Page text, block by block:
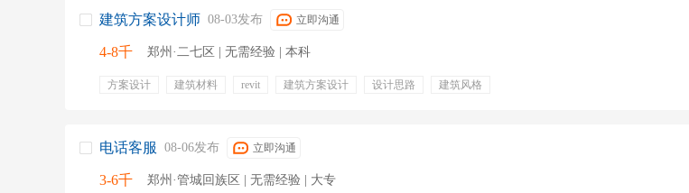
建筑方案设计师 08-03发布 立即沟通
4-8千 郑州·二七区 | 无需经验 | 本科
方案设计 建筑材料 revit 建筑方案设计 设计思路
建筑风格
电话客服 08-06发布 立即沟通
3-6千 郑州·管城回族区 | 无需经验 | 大专